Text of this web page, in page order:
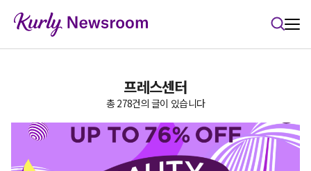
프레스센터
총 278건의 글이 있습니다